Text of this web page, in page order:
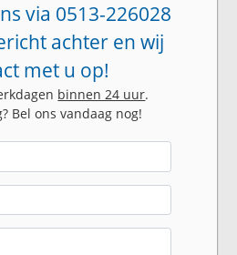
via 0513-226028
achter en wij
met u op!
binnen 24 uur.
Bel ons vandaag nog!